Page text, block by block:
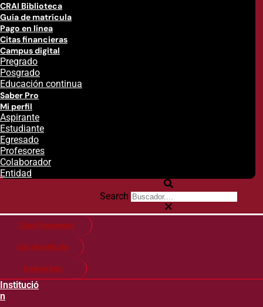
CRAI Biblioteca
Guía de matrícula
Pago en línea
Citas financieras
Campus digital
Pregrado
Posgrado
Educación continua
Saber Pro
Mi perfil
Aspirante
Estudiante
Egresado
Profesores
Colaborador
Entidad
Search
Citas financieras
Guía de matricula
Pago en línea
Institució
n